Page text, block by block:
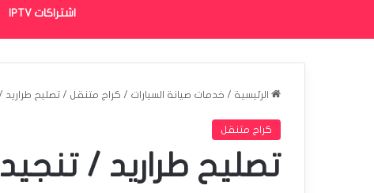
اشتراكات IPTV
الرئيسية / خدمات صيانة السيارات / كراج متنقل / تصليح طراريد /
كراج متنقل
تصليح طراريد /